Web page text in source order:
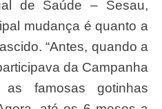
de Saúde – Sesau,
mudança é quanto a
“Antes, quando a
da Campanha
as famosas gotinhas